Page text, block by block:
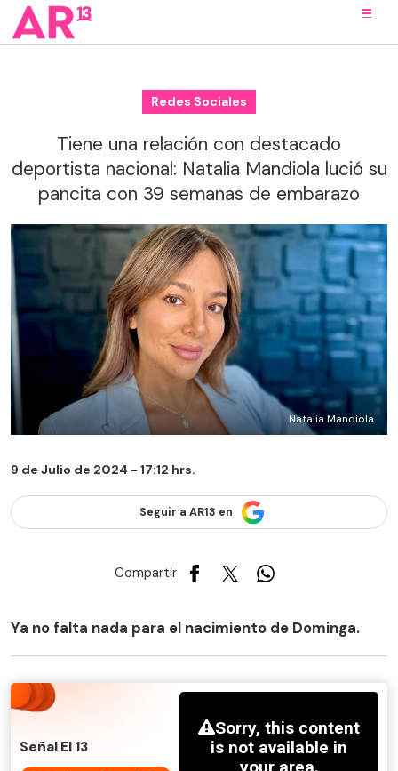
Redes Sociales
Tiene una relación con destacado
deportista nacional: Natalia Mandiola lució su
pancita con 39 semanas de embarazo
Natalia Mandiola
9 de Julio de 2024 - 17:12 hrs.
Seguir a AR13 en
Compartir
Ya no falta nada para el nacimiento de Dominga.
Señal El 13